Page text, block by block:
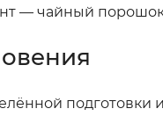
— чайный